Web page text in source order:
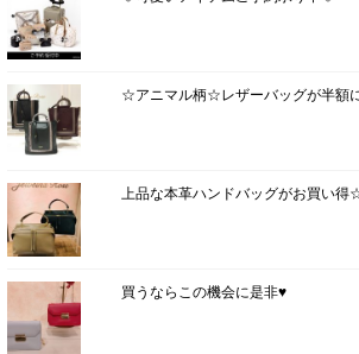
☆アニマル柄☆レザーバッグが半額
上品な本革ハンドバッグがお買い得
買うならこの機会に是非♥